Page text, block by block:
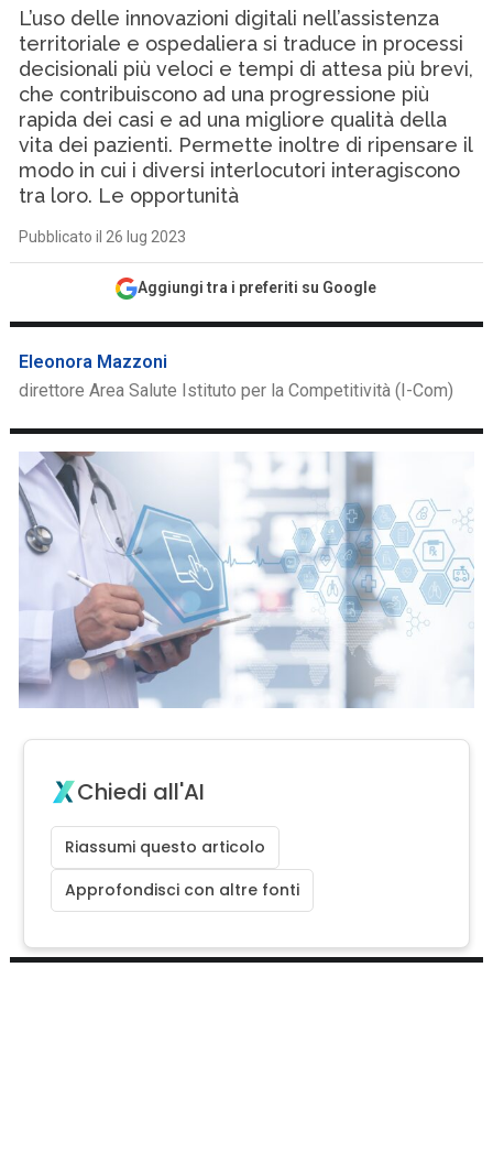
L’uso delle innovazioni digitali nell’assistenza
territoriale e ospedaliera si traduce in processi
decisionali più veloci e tempi di attesa più brevi,
che contribuiscono ad una progressione più
rapida dei casi e ad una migliore qualità della
vita dei pazienti. Permette inoltre di ripensare il
modo in cui i diversi interlocutori interagiscono
tra loro. Le opportunità
Pubblicato il 26 lug 2023
Aggiungi tra i preferiti su Google
Eleonora Mazzoni
direttore Area Salute Istituto per la Competitività (I-Com)
Chiedi all'AI
Riassumi questo articolo
Approfondisci con altre fonti